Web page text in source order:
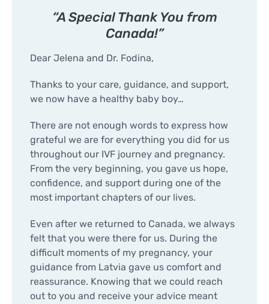
“A Special Thank You from
Canada!”
Dear Jelena and Dr. Fodina,
Thanks to your care, guidance, and support,
we now have a healthy baby boy…
There are not enough words to express how
grateful we are for everything you did for us
throughout our IVF journey and pregnancy.
From the very beginning, you gave us hope,
confidence, and support during one of the
most important chapters of our lives.
Even after we returned to Canada, we always
felt that you were there for us. During the
difficult moments of my pregnancy, your
guidance from Latvia gave us comfort and
reassurance. Knowing that we could reach
out to you and receive your advice meant